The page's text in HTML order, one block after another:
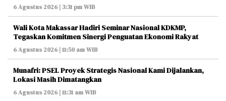
6 Agustus 2026 | 3:31 pm WIB
Wali Kota Makassar Hadiri Seminar Nasional KDKMP,
Tegaskan Komitmen Sinergi Penguatan Ekonomi Rakyat
6 Agustus 2026 | 11:50 am WIB
Munafri: PSEL Proyek Strategis Nasional Kami Dijalankan,
Lokasi Masih Dimatangkan
6 Agustus 2026 | 11:31 am WIB